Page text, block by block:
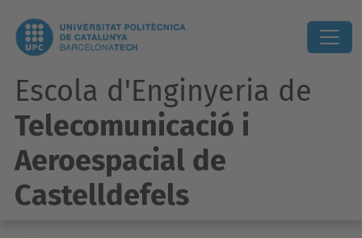
Escola d'Enginyeria de
Telecomunicació i
Aeroespacial de
Castelldefels